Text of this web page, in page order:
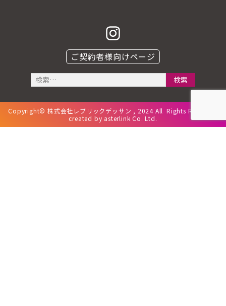
ご契約者様向けページ
検
索:
Copyright© 株式会社レブリックデッサン , 2024 All Rights Reserved.
created by asterlink Co. Ltd.